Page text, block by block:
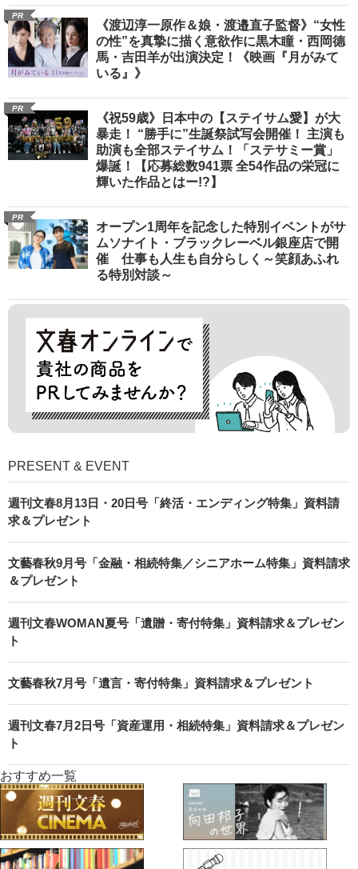
PR
《渡辺淳一原作＆娘・渡邉直子監督》“女性
の性”を真摯に描く意欲作に黒木瞳・西岡德
馬・吉田羊が出演決定！《映画『月がみて
いる』》
PR
《祝59歳》日本中の【ステイサム愛】が大
暴走！ “勝手に”生誕祭試写会開催！ 主演も
助演も全部ステイサム！「ステサミー賞」
爆誕！【応募総数941票 全54作品の栄冠に
輝いた作品とはー!?】
PR
オープン1周年を記念した特別イベントがサ
ムソナイト・ブラックレーベル銀座店で開
催 仕事も人生も自分らしく～笑顔あふれ
る特別対談～
PRESENT & EVENT
週刊文春8月13日・20日号「終活・エンディング特集」資料請
求＆プレゼント
文藝春秋9月号「金融・相続特集／シニアホーム特集」資料請求
＆プレゼント
週刊文春WOMAN夏号「遺贈・寄付特集」資料請求＆プレゼン
ト
文藝春秋7月号「遺言・寄付特集」資料請求＆プレゼント
週刊文春7月2日号「資産運用・相続特集」資料請求＆プレゼン
ト
おすすめ一覧